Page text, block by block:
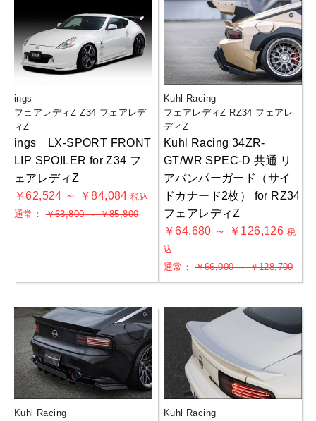
ings
フェアレディZ Z34 フェアレデ
ィZ
ings LX-SPORT FRONT
LIP SPOILER for Z34 フ
ェアレディZ
￥62,524 ～ ￥84,084税込
通常：￥63,800 ～ ￥85,800
Kuhl Racing
フェアレディZ RZ34 フェアレ
ディZ
Kuhl Racing 34ZR-
GT/WR SPEC-D 共通 リ
アバンパーガード（サイ
ドカナード2枚） for RZ34
フェアレディZ
￥64,680 ～ ￥126,126 税
込
通常：￥66,000 ～ ￥128,700
Kuhl Racing
Kuhl Racing